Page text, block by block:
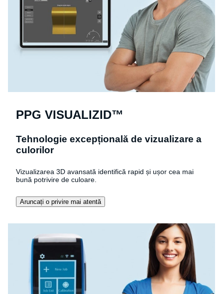
PPG VISUALIZID™
Tehnologie excepțională de vizualizare a
culorilor
Vizualizarea 3D avansată identifică rapid și ușor cea mai
bună potrivire de culoare.
Aruncați o privire mai atentă